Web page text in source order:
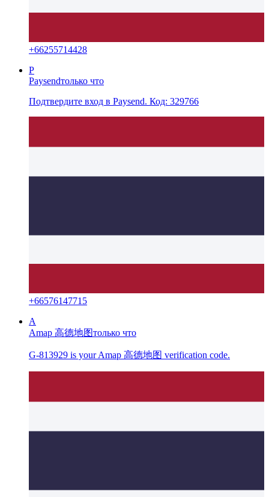
+66255714428
P
Paysendтолько что
Подтвердите вход в Paysend. Код: 329766
+66576147715
A
Amap 高德地图только что
G-813929 is your Amap 高德地图 verification code.